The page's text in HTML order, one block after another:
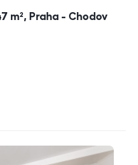
m², Praha - Chodov